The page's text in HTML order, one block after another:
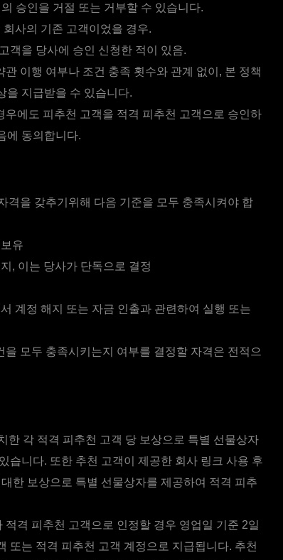
승인을 거절 또는 거부할 수 있습니다.
사의 기존 고객이었을 경우.
객을 당사에 승인 신청한 적이 있음.
이행 여부나 조건 충족 횟수와 관계 없이, 본 정책
을 지급받을 수 있습니다.
에도 피추천 고객을 적격 피추천 고객으로 승인하
에 동의합니다.
격을 갖추기위해 다음 기준을 모두 충족시켜야 합
유
, 이는 당사가 단독으로 결정
계정 해지 또는 자금 인출과 관련하여 실행 또는
모두 충족시키는지 여부를 결정할 자격은 전적으
한 각 적격 피추천 고객 당 보상으로 특별 선물상자
습니다. 또한 추천 고객이 제공한 회사 링크 사용 후
한 보상으로 특별 선물상자를 제공하여 적격 피추
격 피추천 고객으로 인정할 경우 영업일 기준 2일
또는 적격 피추천 고객 계정으로 지급됩니다. 추천